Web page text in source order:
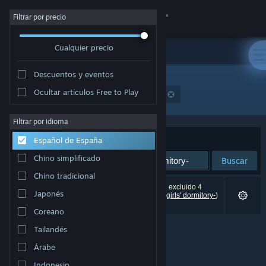
Iniciar sesión
Acerca de
Soporte
Cambiar idioma
Descargar Steam Mobile
Ver versión clásica
Filtrar por precio
Cualquier precio
Descuentos y eventos
Ocultar artículos Free to Play
Filtrar por idioma
Español de España
Chino simplificado
Chino tradicional
Japonés
Coreano
Tailandés
Árabe
"Girls' Dorm -Managing an all-girls' dormitory-"
Ordenar por Relevancia
Buscar
0 resultados coinciden con la búsqueda. Se han excluido 4
títulos (entre ellos,
Girls' Dorm -Managing an all-girls' dormitory-)